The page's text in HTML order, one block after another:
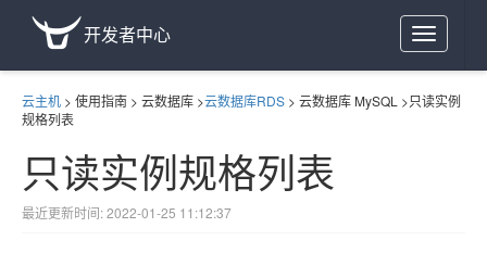
Toggle
navigation
开发者中心
云主机 > 使用指南 > 云数据库 >云数据库RDS > 云数据库 MySQL >只读实例
规格列表
只读实例规格列表
最近更新时间: 2022-01-25 11:12:37